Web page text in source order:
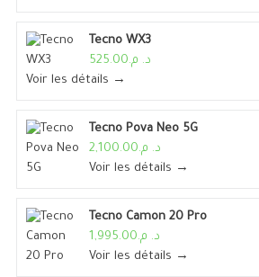
Tecno WX3
د. م.525.00
Voir les détails →
Tecno Pova Neo 5G
د. م.2,100.00
Voir les détails →
Tecno Camon 20 Pro
د. م.1,995.00
Voir les détails →